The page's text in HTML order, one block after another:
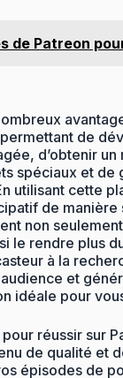
de Patreon
de
d’obtenir
spéciaux et de
utilisant cette
de manière
non
le rendre plus
à la
et
idéale pour
pour réussir sur
de qualité et
épisodes de